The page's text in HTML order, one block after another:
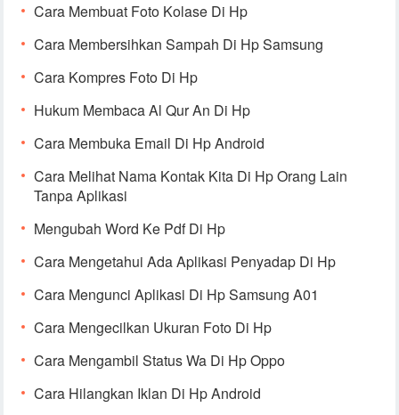
Cara Membuat Foto Kolase Di Hp
Cara Membersihkan Sampah Di Hp Samsung
Cara Kompres Foto Di Hp
Hukum Membaca Al Qur An Di Hp
Cara Membuka Email Di Hp Android
Cara Melihat Nama Kontak Kita Di Hp Orang Lain
Tanpa Aplikasi
Mengubah Word Ke Pdf Di Hp
Cara Mengetahui Ada Aplikasi Penyadap Di Hp
Cara Mengunci Aplikasi Di Hp Samsung A01
Cara Mengecilkan Ukuran Foto Di Hp
Cara Mengambil Status Wa Di Hp Oppo
Cara Hilangkan Iklan Di Hp Android